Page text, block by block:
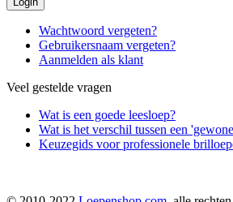
Wachtwoord vergeten?
Gebruikersnaam vergeten?
Aanmelden als klant
Veel gestelde vragen
Wat is een goede leesloep?
Wat is het verschil tussen een
Keuzegids voor professionele